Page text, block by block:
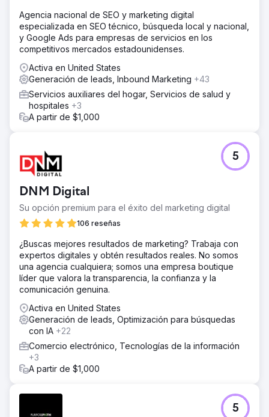
El resultado
El cliente quedó sorprendido de lo efectivo que es
nuestro programa, junto con la alta calidad de los
los días. El cliente informó 4 veces sus ingresos dentro
de los dos años del programa.
Ir a la página de la agencia
Agencia nacional de SEO y marketing digital
especializada en SEO técnico, búsqueda local y nacional,
y Google Ads para empresas de servicios en los
competitivos mercados estadounidenses.
Activa en United States
Generación de leads, Inbound Marketing +43
Servicios auxiliares del hogar, Servicios de salud y
hospitales +3
A partir de $1,000
DNM Digital
Su opción premium para el éxito del marketing digital
106 reseñas
5
¿Buscas mejores resultados de marketing? Trabaja con
expertos digitales y obtén resultados reales. No somos
una agencia cualquiera; somos una empresa boutique
líder que valora la transparencia, la confianza y la
comunicación genuina.
Activa en United States
Generación de leads, Optimización para búsquedas
con IA +22
Comercio electrónico, Tecnologías de la información
+3
A partir de $1,000
5